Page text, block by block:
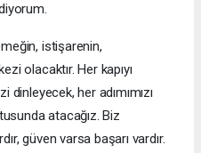
istişarenin,
olacaktır. Her kapıyı
her adımımızı
atacağız. Biz
güven varsa başarı vardır.